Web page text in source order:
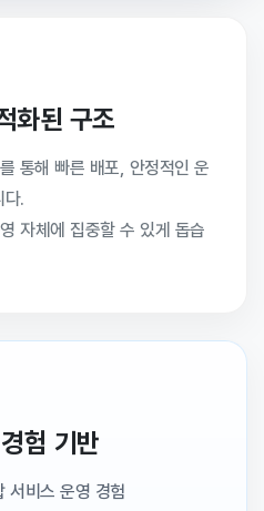
화된 구조
통해 빠른 배포, 안정적인 운
다.
자체에 집중할 수 있게 돕습
험 기반
서비스 운영 경험